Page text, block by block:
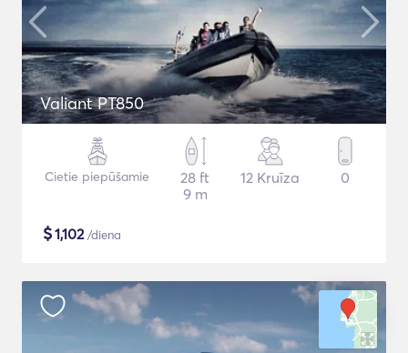
Valiant PT850
Cietie piepūšamie
28 ft
9 m
12 Kruīza 0
$1,102/diena